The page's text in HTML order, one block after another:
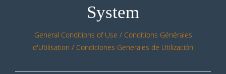
System
General Conditions of Use / Conditions Générales
d'Utilisation / Condiciones Generales de Utilización